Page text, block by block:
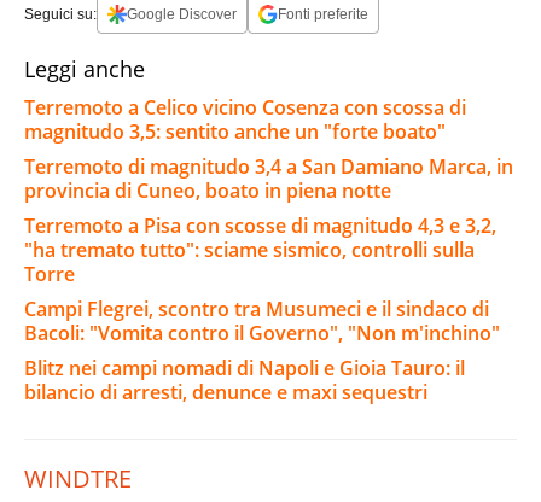
Seguici su: Google Discover Fonti preferite
Leggi anche
Terremoto a Celico vicino Cosenza con scossa di
magnitudo 3,5: sentito anche un "forte boato"
Terremoto di magnitudo 3,4 a San Damiano Marca, in
provincia di Cuneo, boato in piena notte
Terremoto a Pisa con scosse di magnitudo 4,3 e 3,2,
"ha tremato tutto": sciame sismico, controlli sulla
Torre
Campi Flegrei, scontro tra Musumeci e il sindaco di
Bacoli: "Vomita contro il Governo", "Non m'inchino"
Blitz nei campi nomadi di Napoli e Gioia Tauro: il
bilancio di arresti, denunce e maxi sequestri
WINDTRE